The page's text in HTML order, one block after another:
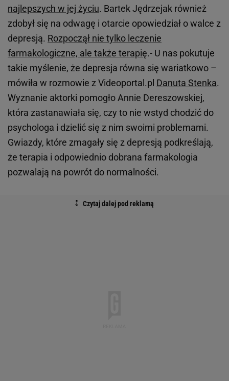
najlepszych w jej życiu. Bartek Jędrzejak również
zdobył się na odwagę i otarcie opowiedział o walce z
depresją. Rozpoczął nie tylko leczenie
farmakologiczne, ale także terapię.- U nas pokutuje
takie myślenie, że depresja równa się wariatkowo –
mówiła w rozmowie z Videoportal.pl Danuta Stenka.
Wyznanie aktorki pomogło Annie Dereszowskiej,
która zastanawiała się, czy to nie wstyd chodzić do
psychologa i dzielić się z nim swoimi problemami.
Gwiazdy, które zmagały się z depresją podkreślają,
że terapia i odpowiednio dobrana farmakologia
pozwalają na powrót do normalności.